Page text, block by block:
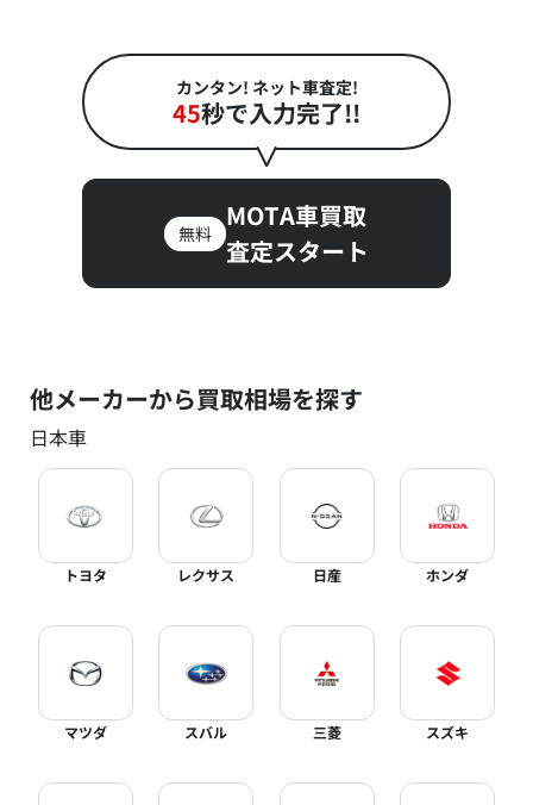
カンタン! ネット車査定!
45秒で入力完了!!
無料
MOTA車買取
査定スタート
他メーカーから買取相場を探す
日本車
トヨタ レクサス 日産 ホンダ
マツダ スバル 三菱 スズキ